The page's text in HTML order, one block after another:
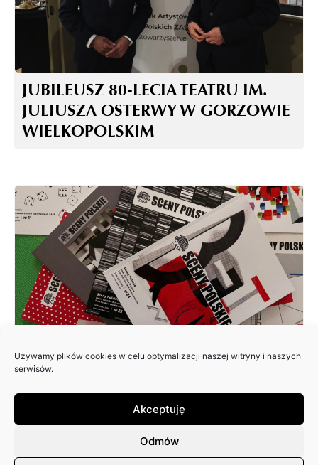
Używamy plików cookies w celu optymalizacji naszej witryny i naszych
serwisów.
Akceptuję
Odmów
JUBILEUSZ 80-LECIA TEATRU IM.
JULIUSZA OSTERWY W GORZOWIE
WIELKOPOLSKIM
ZAPRASZAMY DO NADSYŁANIA
PISMA: SCENY POLSKIE